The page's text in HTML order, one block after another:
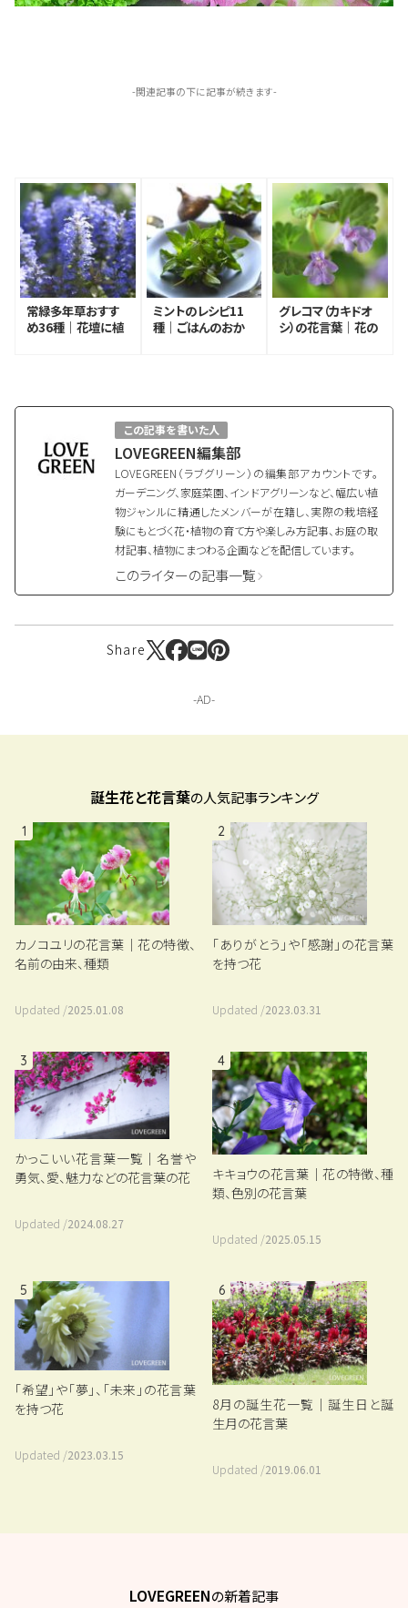
-関連記事の下に記事が続きます-
常緑多年草おすす
め36種｜花壇に植
ミントのレシピ11
種｜ごはんのおか
グレコマ（カキドオ
シ）の花言葉｜花の
この記事を書いた人
LOVEGREEN編集部
LOVEGREEN（ラブグリーン）の編集部アカウントです。
ガーデニング、家庭菜園、インドアグリーンなど、幅広い植
物ジャンルに精通したメンバーが在籍し、実際の栽培経
験にもとづく花・植物の育て方や楽しみ方記事、お庭の取
材記事、植物にまつわる企画などを配信しています。
このライターの記事一覧
Share
誕生花と花言葉の人気記事ランキング
1
カノコユリの花言葉｜花の特徴、
名前の由来、種類
Updated /2025.01.08
2
「ありがとう」や「感謝」の花言葉
を持つ花
Updated /2023.03.31
3
かっこいい花言葉一覧｜名誉や
勇気、愛、魅力などの花言葉の花
Updated /2024.08.27
4
キキョウの花言葉｜花の特徴、種
類、色別の花言葉
Updated /2025.05.15
5
「希望」や「夢」、「未来」の花言葉
を持つ花
Updated /2023.03.15
6
8月の誕生花一覧｜誕生日と誕
生月の花言葉
Updated /2019.06.01
LOVEGREENの新着記事